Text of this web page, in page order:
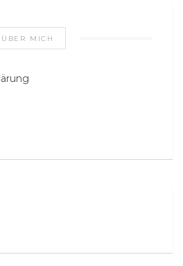
ÜBER MICH